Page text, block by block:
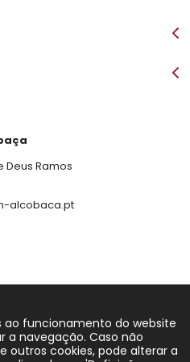
ao funcionamento do website
a navegação. Caso não
outros cookies, pode alterar a
Deus Ramos
alcobaca.pt